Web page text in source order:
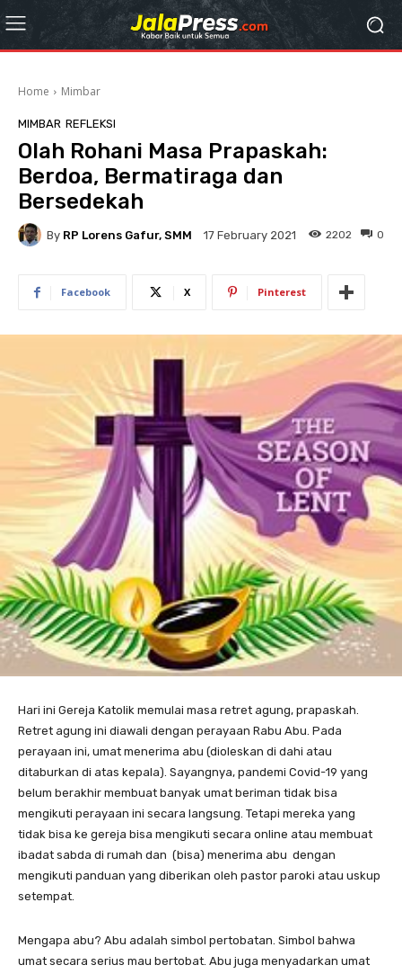
Home Mimbar
MIMBAR REFLEKSI
Olah Rohani Masa Prapaskah:
Berdoa, Bermatiraga dan
Bersedekah
By RP Lorens Gafur, SMM 17 February 2021 0
2202
Facebook X Pinterest
Hari ini Gereja Katolik memulai masa retret agung, prapaskah.
Retret agung ini diawali dengan perayaan Rabu Abu. Pada
perayaan ini, umat menerima abu (dioleskan di dahi atau
ditaburkan di atas kepala). Sayangnya, pandemi Covid-19 yang
belum berakhir membuat banyak umat beriman tidak bisa
mengikuti perayaan ini secara langsung. Tetapi mereka yang
tidak bisa ke gereja bisa mengikuti secara online atau membuat
ibadat sabda di rumah dan (bisa) menerima abu dengan
mengikuti panduan yang diberikan oleh pastor paroki atau uskup
setempat.
Mengapa abu? Abu adalah simbol pertobatan. Simbol bahwa
umat secara serius mau bertobat. Abu juga menyadarkan umat